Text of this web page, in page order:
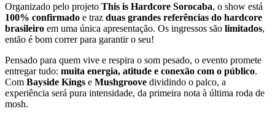
Organizado pelo projeto This is Hardcore Sorocaba, o show está
100% confirmado e traz duas grandes referências do hardcore
brasileiro em uma única apresentação. Os ingressos são limitados,
então é bom correr para garantir o seu!
Pensado para quem vive e respira o som pesado, o evento promete
entregar tudo: muita energia, atitude e conexão com o público.
Com Bayside Kings e Mushgroove dividindo o palco, a
experiência será pura intensidade, da primeira nota à última roda de
mosh.